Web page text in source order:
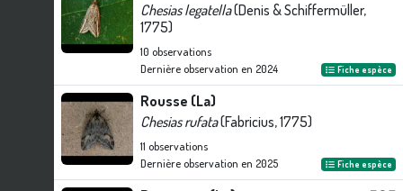
Chesias legatella(Denis & Schiffermüller,
1775)
10 observations
Dernière observation en 2024 Fiche espèce
Rousse (La)
Chesias rufata(Fabricius, 1775)
11 observations
Dernière observation en 2025 Fiche espèce